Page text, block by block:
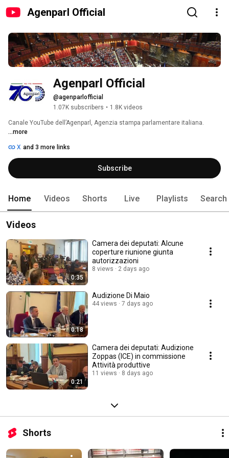
Agenparl Official
Agenparl Official
@agenparlofficial
1.07K subscribers • 1.8K videos
Canale YouTube dell’Agenparl, Agenzia stampa parlamentare italiana.
...more
X and 3 more links
Subscribe
Home Videos Shorts Live Playlists Search
Videos
0:35
Camera dei deputati: Alcune
coperture riunione giunta
autorizzazioni
8 views 2 days ago
0:18
Audizione Di Maio
44 views 7 days ago
0:21
Camera dei deputati: Audizione
Zoppas (ICE) in commissione
Attività produttive
11 views 8 days ago
Shorts